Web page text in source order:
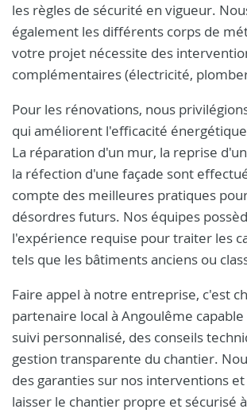
les règles de sécurité en vigueur.
également les différents corps de
votre projet nécessite des
complémentaires (électricité,
Pour les rénovations, nous
qui améliorent l'efficacité
La réparation d'un mur, la reprise
la réfection d'une façade sont
compte des meilleures pratiques
désordres futurs. Nos équipes
l'expérience requise pour traiter les
tels que les bâtiments anciens ou
Faire appel à notre entreprise, c'est
partenaire local à Angoulême
suivi personnalisé, des conseils
gestion transparente du chantier.
des garanties sur nos interventions
laisser le chantier propre et sécurisé